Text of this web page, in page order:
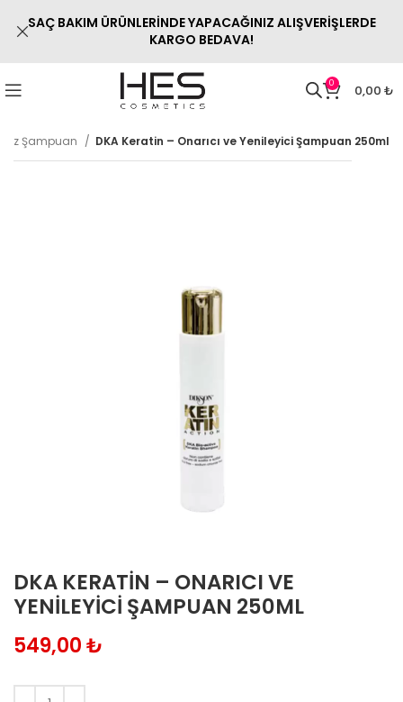
0 0,00 ₺
Şampuan DKA Keratin – Onarıcı ve Yenileyici Şampuan 250ml
DKA KERATIN – ONARICI VE
YENILEYICI ŞAMPUAN 250ML
₺
SAÇ BAKIM ÜRÜNLERİNDE YAPACAĞINIZ ALIŞVERİŞLERDE
KARGO BEDAVA!